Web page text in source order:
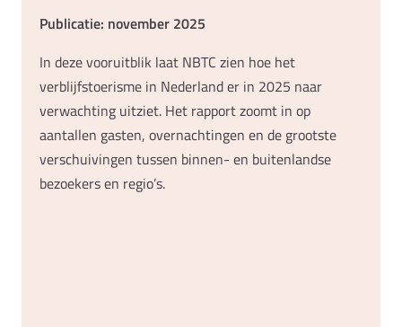
Publicatie: november 2025
In deze vooruitblik laat NBTC zien hoe het
verblijfstoerisme in Nederland er in 2025 naar
verwachting uitziet. Het rapport zoomt in op
aantallen gasten, overnachtingen en de grootste
verschuivingen tussen binnen- en buitenlandse
bezoekers en regio’s.